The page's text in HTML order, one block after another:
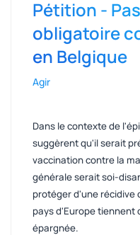
Pétition -
obligatoire
en Belgique
Agir
Dans le contexte de
suggèrent qu'il serait
vaccination contre la
générale serait soi-
protéger d'une récidive
pays d'Europe tiennent
épargnée.